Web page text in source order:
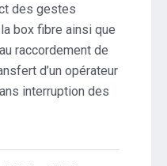
des gestes
box fibre ainsi que
raccordement de
d’un opérateur
interruption des